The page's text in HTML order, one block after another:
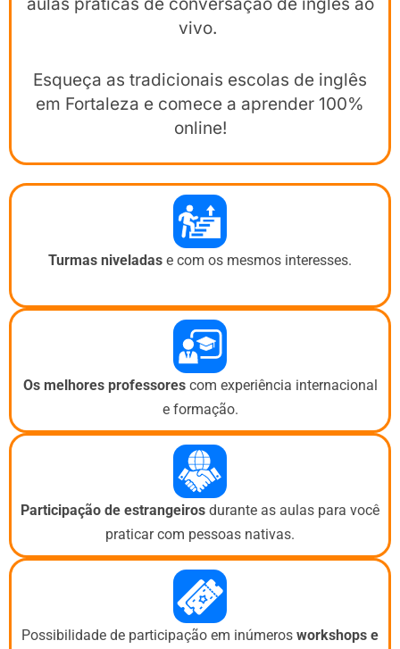
aulas práticas de conversação de inglês ao
vivo.
Esqueça as tradicionais escolas de inglês
em Fortaleza e comece a aprender 100%
online!
Turmas niveladas e com os mesmos interesses.
Os melhores professorescom experiência internacional
e formação.
Participação de estrangeiros durante as aulas para você
praticar com pessoas nativas.
Possibilidade de participação em inúmeros workshops e